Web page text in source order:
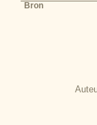
Bron